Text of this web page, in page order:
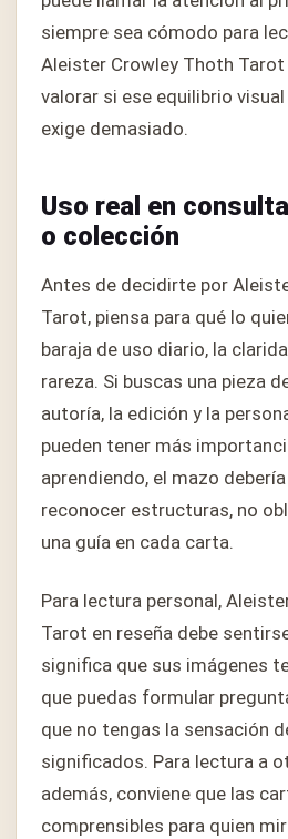
siempre sea cómodo para
Aleister Crowley Thoth Tarot
valorar si ese equilibrio
exige demasiado.
Uso real en
o colección
Antes de decidirte por
Tarot, piensa para qué lo
baraja de uso diario, la
rareza. Si buscas una pieza
autoría, la edición y la
pueden tener más
aprendiendo, el mazo
reconocer estructuras, no
una guía en cada carta.
Para lectura personal,
Tarot en reseña debe
significa que sus imágenes
que puedas formular
que no tengas la sensación
significados. Para lectura a
además, conviene que las
comprensibles para quien